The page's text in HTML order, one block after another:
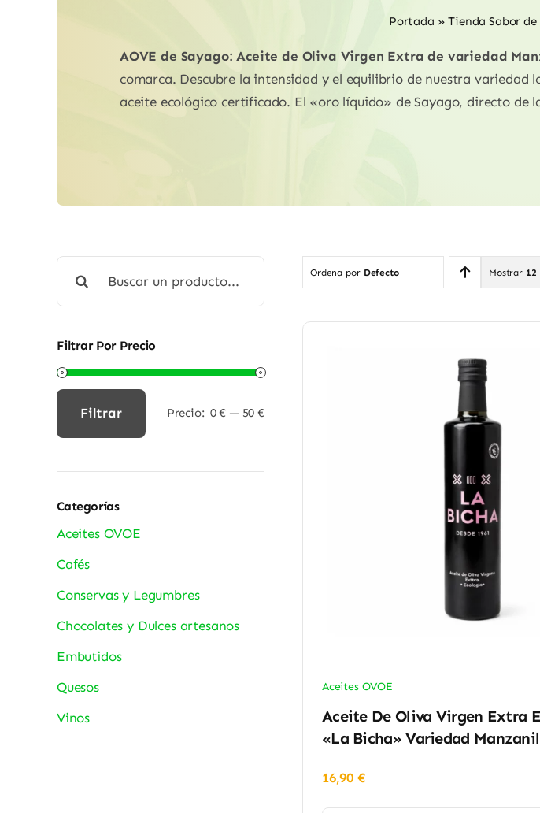
Portada »Tienda Sabor de
AOVE de Sayago: Aceite de Oliva Virgen Extra de variedad
comarca. Descubre la intensidad y el equilibrio de nuestra variedad
aceite ecológico certificado. El «oro líquido» de Sayago, directo de
Filtrar Por Precio
Filtrar Precio: 0 € — 50 €
Categorías
Aceites OVOE
Cafés
Conservas y Legumbres
Chocolates y Dulces artesanos
Embutidos
Quesos
Vinos
Ordena por Defecto Mostrar 12
Aceites OVOE
Aceite De Oliva Virgen Extra
«La Bicha» Variedad
16,90 €